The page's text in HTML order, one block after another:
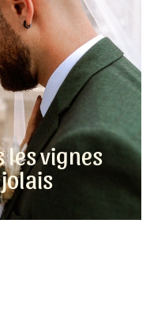
les vignes